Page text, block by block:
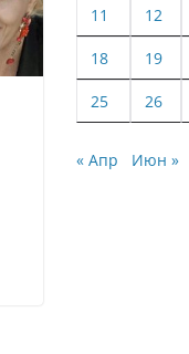
11 12
18 19
25 26
« Апр Июн »